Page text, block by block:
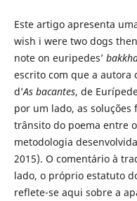
Este artigo apresenta
wish i were two dogs
note on euripedes’
escrito com que a autora
d’As bacantes, de
por um lado, as soluções
trânsito do poema entre
metodologia
2015). O comentário à
lado, o próprio estatuto
reflete-se aqui sobre a